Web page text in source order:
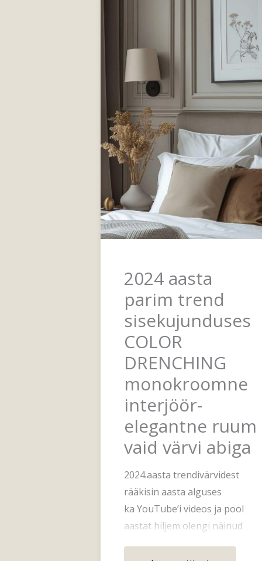
2024 aasta
parim trend
sisekujunduses
COLOR
DRENCHING
monokroomne
interjöör-
elegantne ruum
vaid värvi abiga
2024.aasta trendivärvidest
rääkisin aasta alguses
ka YouTube’i videos ja pool
aastat hiljem olengi näinud